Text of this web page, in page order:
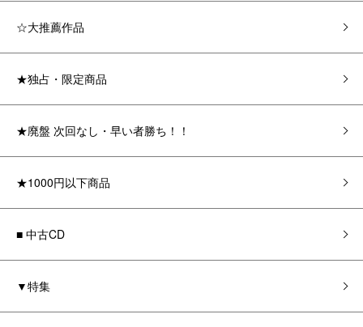
☆大推薦作品
★独占・限定商品
★廃盤 次回なし・早い者勝ち！！
★1000円以下商品
■ 中古CD
▼特集